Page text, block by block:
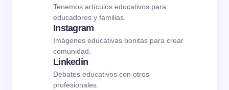
Tenemos artículos educativos para
educadores y familias.
Instagram
Imágenes educativas bonitas para crear
comunidad.
Linkedin
Debates educativos con otros
profesionales.